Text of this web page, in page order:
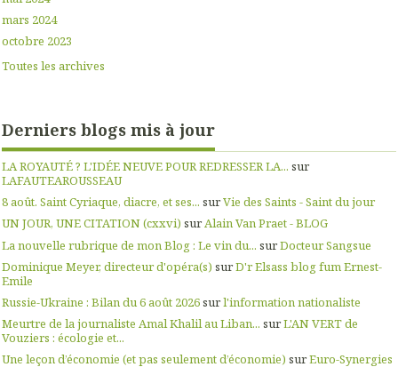
mars 2024
octobre 2023
Toutes les archives
Derniers blogs mis à jour
LA ROYAUTÉ ? L'IDÉE NEUVE POUR REDRESSER LA... sur
LAFAUTEAROUSSEAU
8 août. Saint Cyriaque, diacre, et ses... surVie des Saints - Saint du jour
UN JOUR, UNE CITATION (cxxvi) surAlain Van Praet - BLOG
La nouvelle rubrique de mon Blog : Le vin du... surDocteur Sangsue
Dominique Meyer, directeur d'opéra(s) surD'r Elsass blog fum Ernest-
Emile
Russie-Ukraine : Bilan du 6 août 2026surl'information nationaliste
Meurtre de la journaliste Amal Khalil au Liban... surL'AN VERT de
Vouziers : écologie et...
Une leçon d’économie (et pas seulement d’économie) surEuro-Synergies